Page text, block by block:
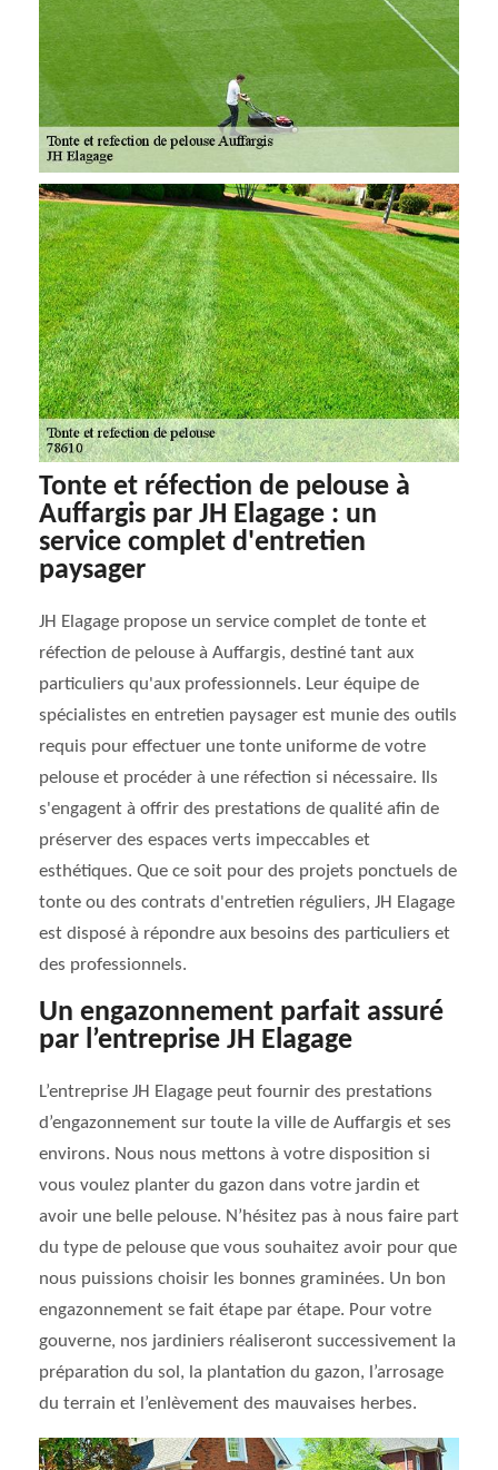
Tonte et réfection de pelouse à
Auffargis par JH Elagage : un
service complet d'entretien
paysager
JH Elagage propose un service complet de tonte et
réfection de pelouse à Auffargis, destiné tant aux
particuliers qu'aux professionnels. Leur équipe de
spécialistes en entretien paysager est munie des outils
requis pour effectuer une tonte uniforme de votre
pelouse et procéder à une réfection si nécessaire. Ils
s'engagent à offrir des prestations de qualité afin de
préserver des espaces verts impeccables et
esthétiques. Que ce soit pour des projets ponctuels de
tonte ou des contrats d'entretien réguliers, JH Elagage
est disposé à répondre aux besoins des particuliers et
des professionnels.
Un engazonnement parfait assuré
par l’entreprise JH Elagage
L’entreprise JH Elagage peut fournir des prestations
d’engazonnement sur toute la ville de Auffargis et ses
environs. Nous nous mettons à votre disposition si
vous voulez planter du gazon dans votre jardin et
avoir une belle pelouse. N’hésitez pas à nous faire part
du type de pelouse que vous souhaitez avoir pour que
nous puissions choisir les bonnes graminées. Un bon
engazonnement se fait étape par étape. Pour votre
gouverne, nos jardiniers réaliseront successivement la
préparation du sol, la plantation du gazon, l’arrosage
du terrain et l’enlèvement des mauvaises herbes.